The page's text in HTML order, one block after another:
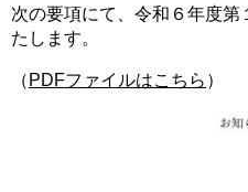
次の要項にて、令和６年度
たします。
（ PDFファイルはこちら ）